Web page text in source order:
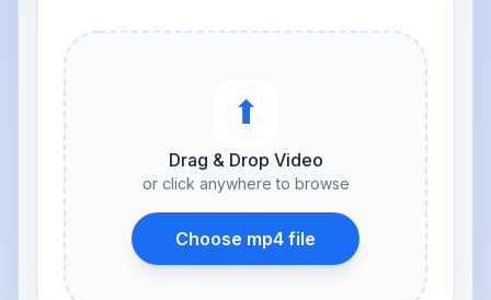
⬆︎
Drag & Drop Video
or click anywhere to browse
Choose mp4 file